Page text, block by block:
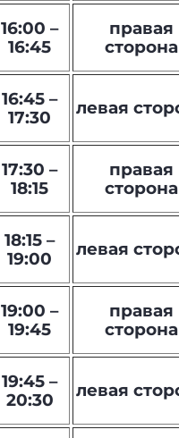
16:00 –
16:45
правая
сторона
16:45 –
17:30
левая
17:30 –
18:15
правая
сторона
18:15 –
19:00
левая
19:00 –
19:45
правая
сторона
19:45 –
20:30
левая